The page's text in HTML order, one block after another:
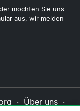
möchten Sie uns
aus, wir melden
· Über uns ·